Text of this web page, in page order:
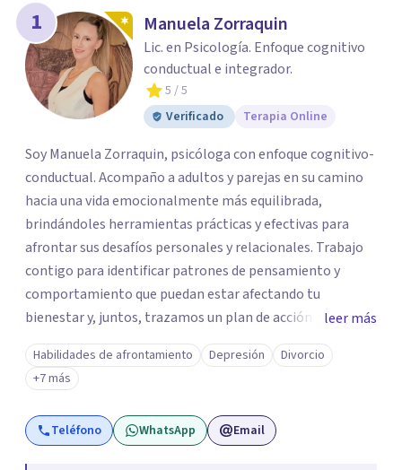
1 Manuela Zorraquin
Lic. en Psicología. Enfoque cognitivo
conductual e integrador.
5 / 5
Verificado
Terapia Online
Soy Manuela Zorraquin, psicóloga con enfoque cognitivo-
conductual. Acompaño a adultos y parejas en su camino
hacia una vida emocionalmente más equilibrada,
brindándoles herramientas prácticas y efectivas para
afrontar sus desafíos personales y relacionales. Trabajo
contigo para identificar patrones de pensamiento y
comportamiento que puedan estar afectando tu
bienestar y, juntos, trazamos un plan de acción basado en
la evidencia científica. ¿Qué ofrezco? • Terapia para
adultos: Abordaje de ansiedad, estrés, depresión y otros
problemas emocionales. • Terapia de pareja: Mejora de la
comunicación, resolución de conflictos y fortalecimiento
de la conexión. Mi enfoque busca ofrecer un espacio
leer más
Habilidades de afrontamiento Depresión
Divorcio
+7 más
Teléfono WhatsApp Email